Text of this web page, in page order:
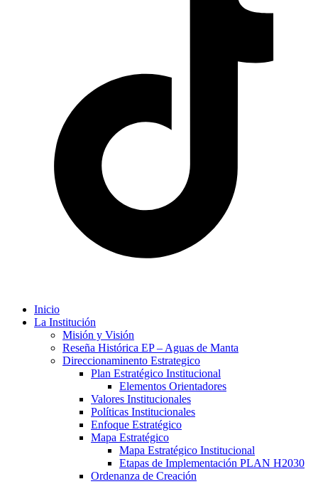
Inicio
La Institución
Misión y Visión
Reseña Histórica EP – Aguas de Manta
Direccionaminento Estrategico
Plan Estratégico Institucional
Elementos Orientadores
Valores Institucionales
Políticas Institucionales
Enfoque Estratégico
Mapa Estratégico
Mapa Estratégico Institucional
Etapas de Implementación PLAN H2030
Ordenanza de Creación